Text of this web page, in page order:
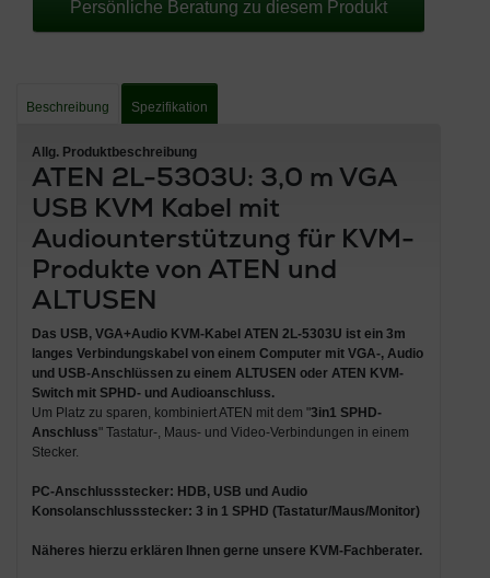
Persönliche Beratung zu diesem Produkt
Beschreibung Spezifikation
Allg. Produktbeschreibung
ATEN 2L-5303U: 3,0 m VGA
USB KVM Kabel mit
Audiounterstützung für KVM-
Produkte von ATEN und
ALTUSEN
Das USB, VGA+Audio KVM-Kabel ATEN 2L-5303U ist ein 3m
langes Verbindungskabel von einem Computer mit VGA-, Audio
und USB-Anschlüssenzu einem ALTUSEN oder ATEN KVM-
Switch mit SPHD- und Audioanschluss.
Um Platz zu sparen, kombiniert ATEN mit dem "3in1 SPHD-
Anschluss" Tastatur-, Maus- und Video-Verbindungen in einem
Stecker.
PC-Anschlussstecker: HDB, USB und Audio
Konsolanschlussstecker: 3 in 1 SPHD (Tastatur/Maus/Monitor)
Näheres hierzu erklären Ihnen gerne unsere KVM-Fachberater.